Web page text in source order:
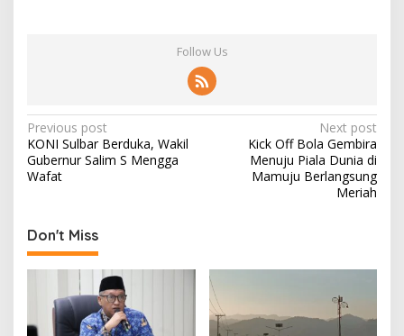
Follow Us
P
o
s
n
a
Previous post
KONI Sulbar Berduka, Wakil
Gubernur Salim S Mengga
Wafat
Next post
Kick Off Bola Gembira
Menuju Piala Dunia di
Mamuju Berlangsung
Meriah
Don't Miss